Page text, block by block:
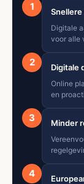
1
Digitale
voor alle
2 Digitale
Online
en
3 Minder
4